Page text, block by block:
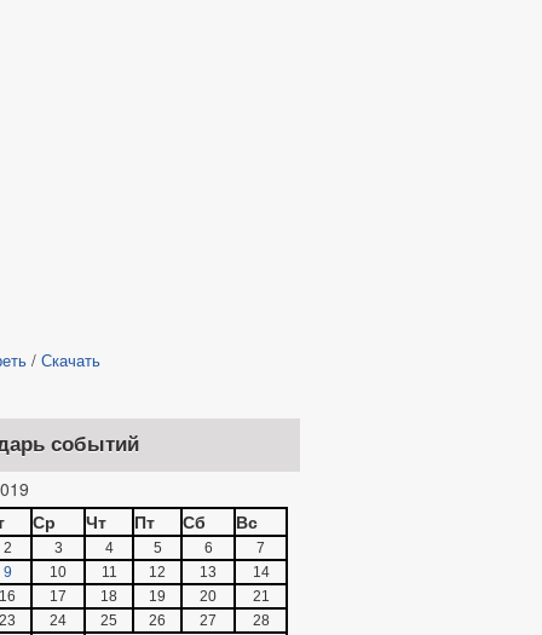
/ Скачать
событий
Ср Чт Пт Сб Вс
2 3 4 5 6
7
9
10 11 12 13
14
16
17 18 19 20
21
23
24 25 26 27
28